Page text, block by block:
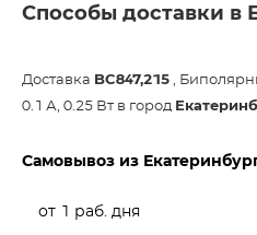
Способы доставки в
Доставка BC847,215 ,
0.1 А, 0.25 Вт в город
Самовывоз из
от 1 раб. дня